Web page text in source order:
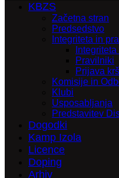
KBZS
Začetna stran
Predsedstvo
Integriteta in
Pravilniki
Prijava
Komisije in
Klubi
Usposabljanja
Predstavitev
Dogodki
Kamp Izola
Licence
Doping
Arhiv